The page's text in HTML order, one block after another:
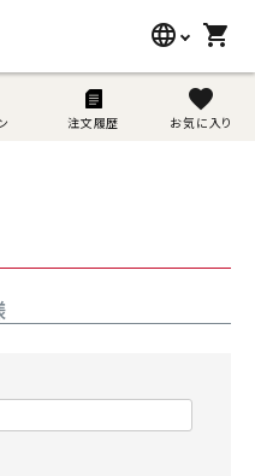
language
name
shopping_cart
注文履歴
favorite
お気に入り
search